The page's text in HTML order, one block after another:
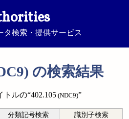
タ検索・提供サービス
の検索結果
ルの“402.105 (NDC9)”
分類記号検索 識別子検索